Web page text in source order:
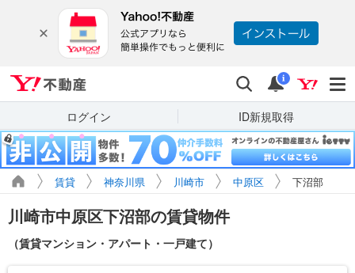
検索 通知
i
ログイン ID新規取得
賃貸 神奈川県 川崎市 中原区 下沼部
川崎市中原区下沼部の賃貸物件
（賃貸マンション・アパート・一戸建て）